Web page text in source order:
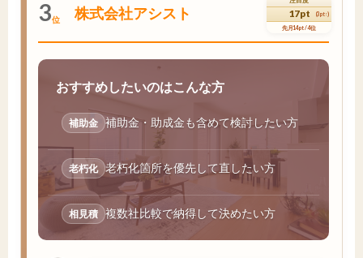
3位 株式会社アシスト 17pt (3pt↑)
先月14pt / 4位
おすすめしたいのはこんな方
補助金 補助金・助成金も含めて検討したい方
老朽化 老朽化箇所を優先して直したい方
相見積 複数社比較で納得して決めたい方